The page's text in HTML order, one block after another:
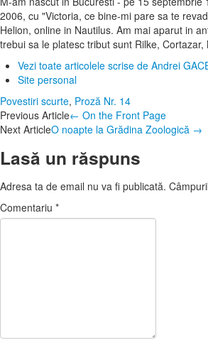
2006, cu "Victoria, ce bine-mi pare sa te
Helion, online in Nautilus. Am mai aparut in
trebui sa le platesc tribut sunt Rilke,
Vezi toate articolele scrise de Andrei
Site personal
Povestiri scurte, Proză Nr. 14
Post
navigation
Previous Article← On the Front Page
Next ArticleO noapte la Grădina Zoologică →
Lasă un răspuns
Adresa ta de email nu va fi publicată.
Comentariu *